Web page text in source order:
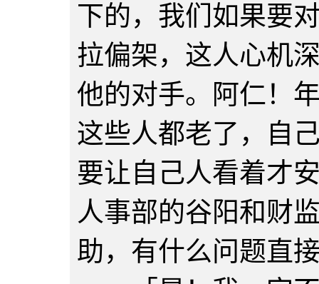
下的，我们如果要
拉偏架，这人心机
他的对手。阿仁！
这些人都老了，自
要让自己人看着才
人事部的谷阳和财
助，有什么问题直